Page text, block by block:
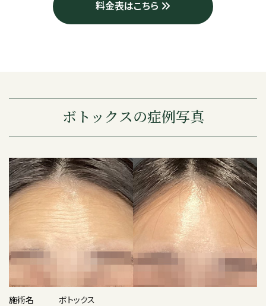
料金表はこちら
ボトックスの症例写真
施術名
ボトックス